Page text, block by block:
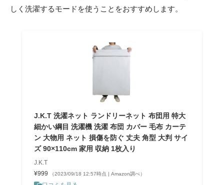
しく洗濯するモードを使うことをおすすめします。
J.K.T 洗濯ネット ランドリーネット 布団用 特大
細かい綱目 洗濯機 洗濯 布団 カバー 毛布 カーテ
ン 大物用 ネット 損傷を防ぐ 丈夫 角型 大判 サイ
ズ 90×110cm 家用 収納 1枚入り
J.K.T
¥999
（2023/09/18 12:57時点 | Amazon調べ）